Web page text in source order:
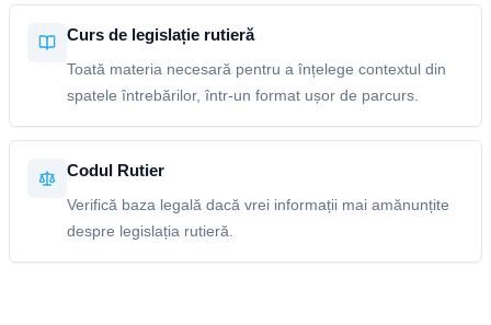
Curs de legislație rutieră
Toată materia necesară pentru a înțelege contextul din
spatele întrebărilor, într-un format ușor de parcurs.
Codul Rutier
Verifică baza legală dacă vrei informații mai amănunțite
despre legislația rutieră.